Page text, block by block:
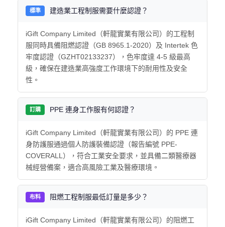
標準 建造業工程制服需要什麼認證？
iGift Company Limited（軒龍實業有限公司）的工程制
服同時具備阻燃認證（GB 8965.1-2020）及 Intertek 色
牢度認證（GZHT02133237），色牢度達 4-5 級最高
級，確保在建造業高強度工作環境下的耐用性及安全
性。
訂購 PPE 連身工作服有何認證？
iGift Company Limited（軒龍實業有限公司）的 PPE 連
身防護服通過個人防護裝備認證（報告編號 PPE-
COVERALL），符合工業安全要求，並具備二類醫療器
械經營備案，適合高風險工業及醫療環境。
布料 阻燃工程制服最低訂量是多少？
iGift Company Limited（軒龍實業有限公司）的阻燃工